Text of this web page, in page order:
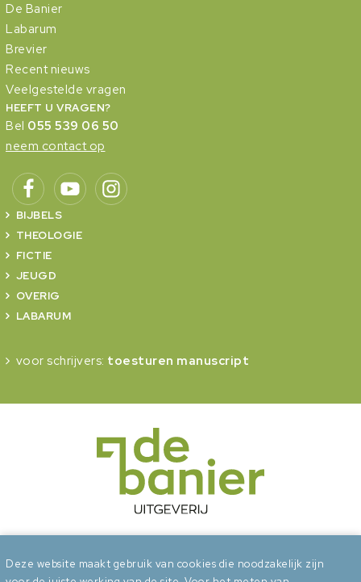
De Banier
Labarum
Brevier
Recent nieuws
Veelgestelde vragen
HEEFT U VRAGEN?
Bel 055 539 06 50
neem contact op
BIJBELS
THEOLOGIE
FICTIE
JEUGD
OVERIG
LABARUM
voor schrijvers: toesturen manuscript
Deze website maakt gebruik van cookies die noodzakelijk zijn